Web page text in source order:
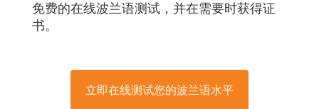
免费的在线波兰语测试，并在需要时获得证
书。
立即在线测试您的波兰语水平